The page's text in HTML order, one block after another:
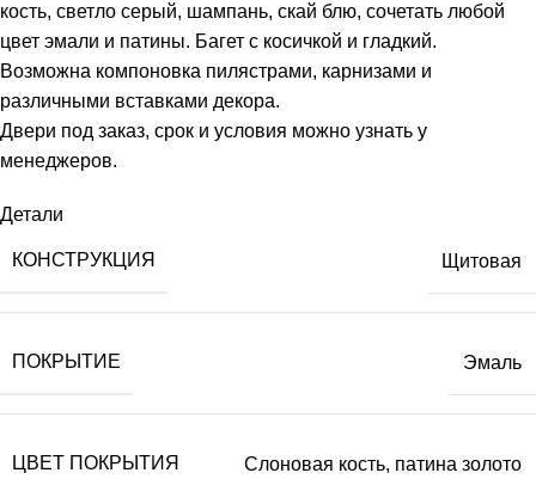
кость, светло серый, шампань, скай блю, сочетать любой
цвет эмали и патины. Багет с косичкой и гладкий.
Возможна компоновка пилястрами, карнизами и
различными вставками декора.
Двери под заказ, срок и условия можно узнать у
менеджеров.
Детали
КОНСТРУКЦИЯ Щитовая
ПОКРЫТИЕ Эмаль
ЦВЕТ ПОКРЫТИЯ Слоновая кость, патина золото